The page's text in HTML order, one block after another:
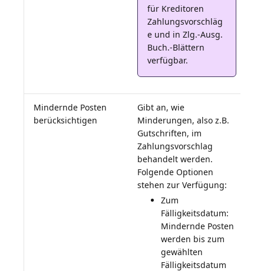
für Kreditoren
Zahlungsvorschläg
e und in Zlg.-Ausg.
Buch.-Blättern
verfügbar.
Mindernde Posten
berücksichtigen
Gibt an, wie
Minderungen, also z.B.
Gutschriften, im
Zahlungsvorschlag
behandelt werden.
Folgende Optionen
Zum
Fälligkeitsdatum:
Mindernde Posten
werden bis zum
gewählten
Fälligkeitsdatum